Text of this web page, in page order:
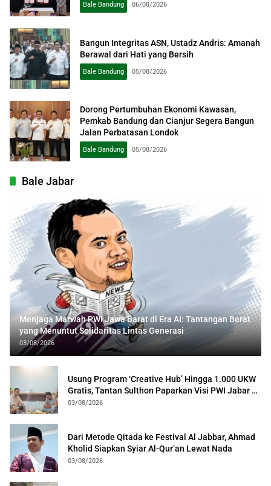
Bale Bandung 06/08/2026
Bangun Integritas ASN, Ustadz Andris: Amanah
Berawal dari Hati yang Bersih
Bale Bandung 05/08/2026
Dorong Pertumbuhan Ekonomi Kawasan,
Pemkab Bandung dan Cianjur Segera Bangun
Jalan Perbatasan Londok
Bale Bandung 05/08/2026
Bale Jabar
Menjaga Marwah PWI Jawa Barat di Era AI: Tantangan Berat
yang Menuntut Solidaritas Lintas Generasi
03/08/2026
Usung Program ‘Creative Hub’ Hingga 1.000 UKW
Gratis, Tantan Sulthon Paparkan Visi PWI Jabar di
Kota Bogor
03/08/2026
Dari Metode Qitada ke Festival Al Jabbar, Ahmad
Kholid Siapkan Syiar Al-Qur’an Lewat Nada
03/08/2026